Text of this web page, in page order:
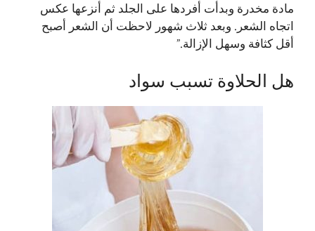
مادة مخدرة وبدأت أفردها على الجلد ثم أنزعها عكس
اتجاه الشعر. وبعد ثلاث شهور لاحظت أن الشعر أصبح
أقل كثافة وسهل الإزالة.”
هل الحلاوة تسبب سواد